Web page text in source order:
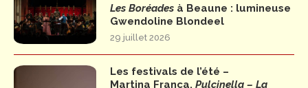
Les Boréades à Beaune : lumineuse
Gwendoline Blondeel
29 juillet 2026
Les festivals de l’été –
Martina Franca, Pulcinella – La